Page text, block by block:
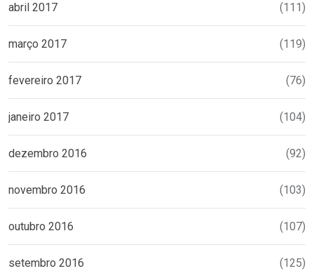
abril 2017 (111)
março 2017 (119)
fevereiro 2017 (76)
janeiro 2017 (104)
dezembro 2016 (92)
novembro 2016 (103)
outubro 2016 (107)
setembro 2016 (125)